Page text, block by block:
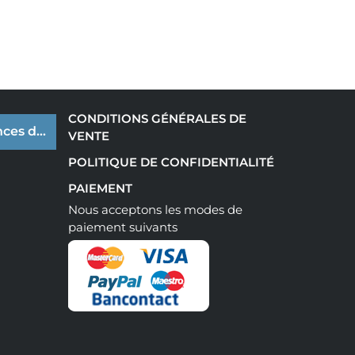
de cookies
CONDITIONS GÉNÉRALES DE
VENTE
POLITIQUE DE CONFIDENTIALITÉ
PAIEMENT
Nous acceptons les modes de
paiement suivants